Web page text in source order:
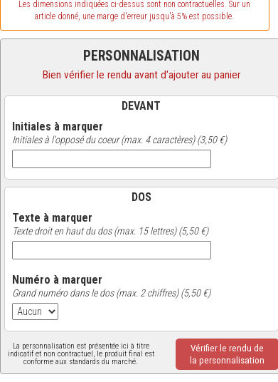
Les dimensions indiquées ci-dessus sont non contractuelles. Sur un
article donné, une marge d'erreur jusqu'à 5% est possible.
PERSONNALISATION
Bien vérifier le rendu avant d'ajouter au panier
DEVANT
Initiales à marquer
Initiales à l'opposé du coeur (max. 4 caractères) (3,50 €)
DOS
Texte à marquer
Texte droit en haut du dos (max. 15 lettres) (5,50 €)
Numéro à marquer
Grand numéro dans le dos (max. 2 chiffres) (5,50 €)
La personnalisation est présentée ici à titre
indicatif et non contractuel, le produit final est
conforme aux standards du marché.
Vérifier le rendu de
la personnalisation